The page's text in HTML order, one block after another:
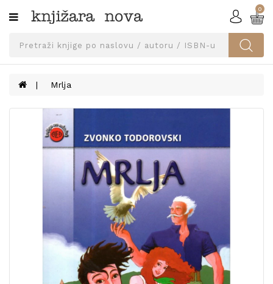
Kategorije
SVEUČILIŠNA
UDŽBENICI
KNJIGE
PRIBOR
0
Mrlja